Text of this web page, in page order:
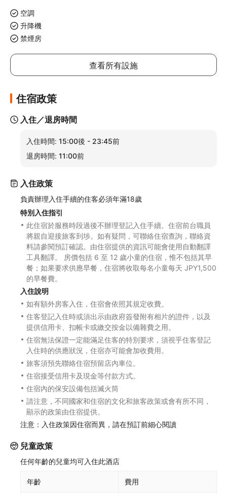
空調
升降機
禁煙房
查看所有設施
住宿政策
入住／退房時間
入住時間: 15:00後 - 23:45前
退房時間: 11:00前
入住政策
負責辦理入住手續的住客必須年滿18歲
特別入住指引
此住宿於服務時段過後不辦理登記入住手續。住宿前台職員
將親自迎接旅客到埗。如有疑問，可聯絡住宿查詢，聯絡資
料請參閱預訂確認。由住宿提供的資訊可能會使用自動翻譯
工具翻譯。 房價包括 6 至 12 歲小童的住宿，惟不包括其早
餐；如果要求供應早餐，住宿將收取每名小童每天 JPY1,500
的早餐費。
入住說明
如有額外房客入住，住宿會依照其規定收費。
住客登記入住時或須出示由政府簽發附有相片的證件，以及
提供信用卡、扣帳卡或繳交按金以備雜費之用。
住宿無法保證一定能滿足住客的特別要求，須視乎住客登記
入住時的供應狀況，住宿亦可能會加收費用。
旅客須預先聯絡住宿預留店內車位。
住宿接受信用卡及現金等付款方式。
住宿內的保安設備包括滅火筒
請注意，不同國家和住宿的文化和旅客政策或會有所不同，
顯示的政策由住宿提供。
注意：入住政策因住宿而異，請在預訂前細心閱讀
兒童政策
任何年齡的兒童均可入住此酒店
年齡 費用